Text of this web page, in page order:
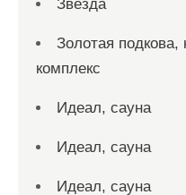
Звезда
Золотая подкова,
комплекс
Идеал, сауна
Идеал, сауна
Идеал, сауна